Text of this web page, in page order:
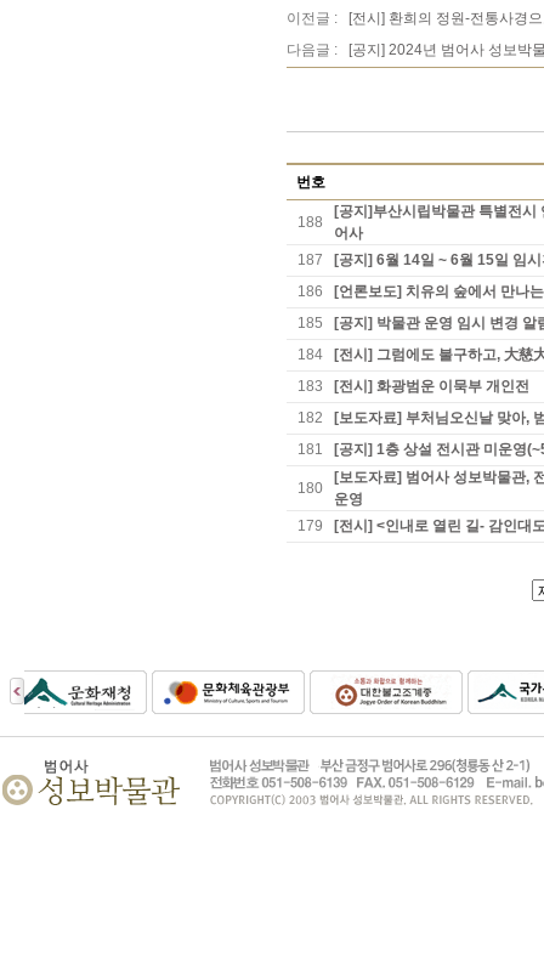
이전글 :
[전시] 환희의 정원-전통사경
다음글 :
[공지] 2024년 범어사 성보박
번호
188
[공지]부산시립박물관 특별전시
어사
187
[공지] 6월 14일 ~ 6월 15일 임
186
[언론보도] 치유의 숲에서 만나
185
[공지] 박물관 운영 임시 변경 알
184
[전시] 그럼에도 불구하고, 大慈
183
[전시] 화광범운 이묵부 개인전
182
[보도자료] 부처님오신날 맞아,
181
[공지] 1층 상설 전시관 미운영
180
[보도자료] 범어사 성보박물관,
운영
179
[전시] <인내로 열린 길- 감인대